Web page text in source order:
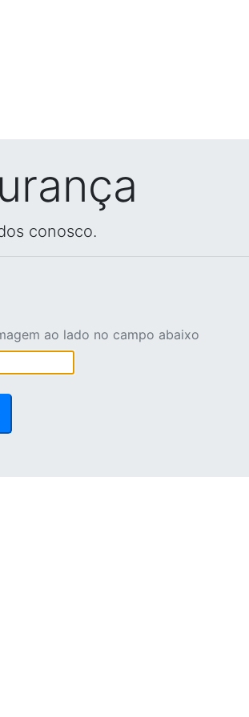
conosco.
ao lado no campo abaixo